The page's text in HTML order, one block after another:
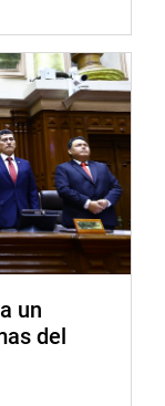
página web
un
del